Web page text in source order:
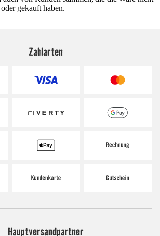
gekauft haben.
Zahlarten
Hauptversandpartner